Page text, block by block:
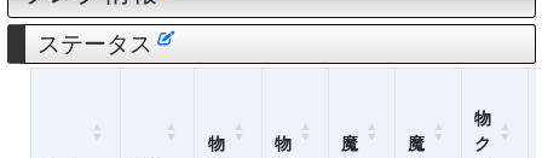
ステータス
物
物
魔
魔
物
ク